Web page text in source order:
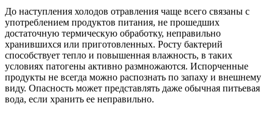
До наступления холодов отравления чаще всего связаны с
употреблением продуктов питания, не прошедших
достаточную термическую обработку, неправильно
хранившихся или приготовленных. Росту бактерий
способствует тепло и повышенная влажность, в таких
условиях патогены активно размножаются. Испорченные
продукты не всегда можно распознать по запаху и внешнему
виду. Опасность может представлять даже обычная питьевая
вода, если хранить ее неправильно.